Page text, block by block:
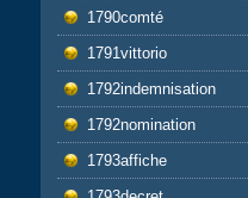
1790comté
1791vittorio
1792indemnisation
1792nomination
1793affiche